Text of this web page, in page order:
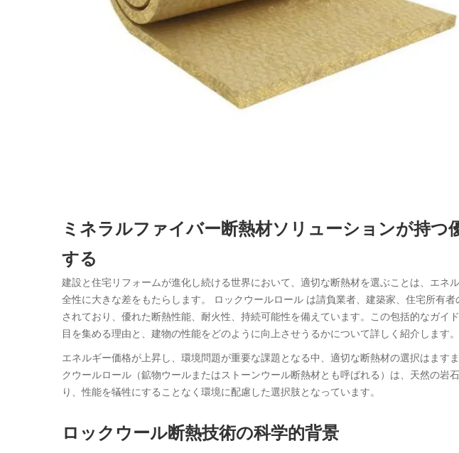
ミネラルファイバー断熱材ソリューションが持つ
する
建設と住宅リフォームが進化し続ける世界において、適切な断熱材を選ぶことは、エネ
全性に大きな差をもたらします。
ロックウールロール は請負業者、建築家、住宅所有
されており、優れた断熱性能、耐火性、持続可能性を備えています。この包括的なガイ
目を集める理由と、建物の性能をどのように向上させうるかについて詳しく紹介します。
エネルギー価格が上昇し、環境問題が重要な課題となる中、適切な断熱材の選択はます
クウールロール（鉱物ウールまたはストーンウール断熱材とも呼ばれる）は、天然の岩
り、性能を犠牲にすることなく環境に配慮した選択肢となっています。
ロックウール断熱技術の科学的背景